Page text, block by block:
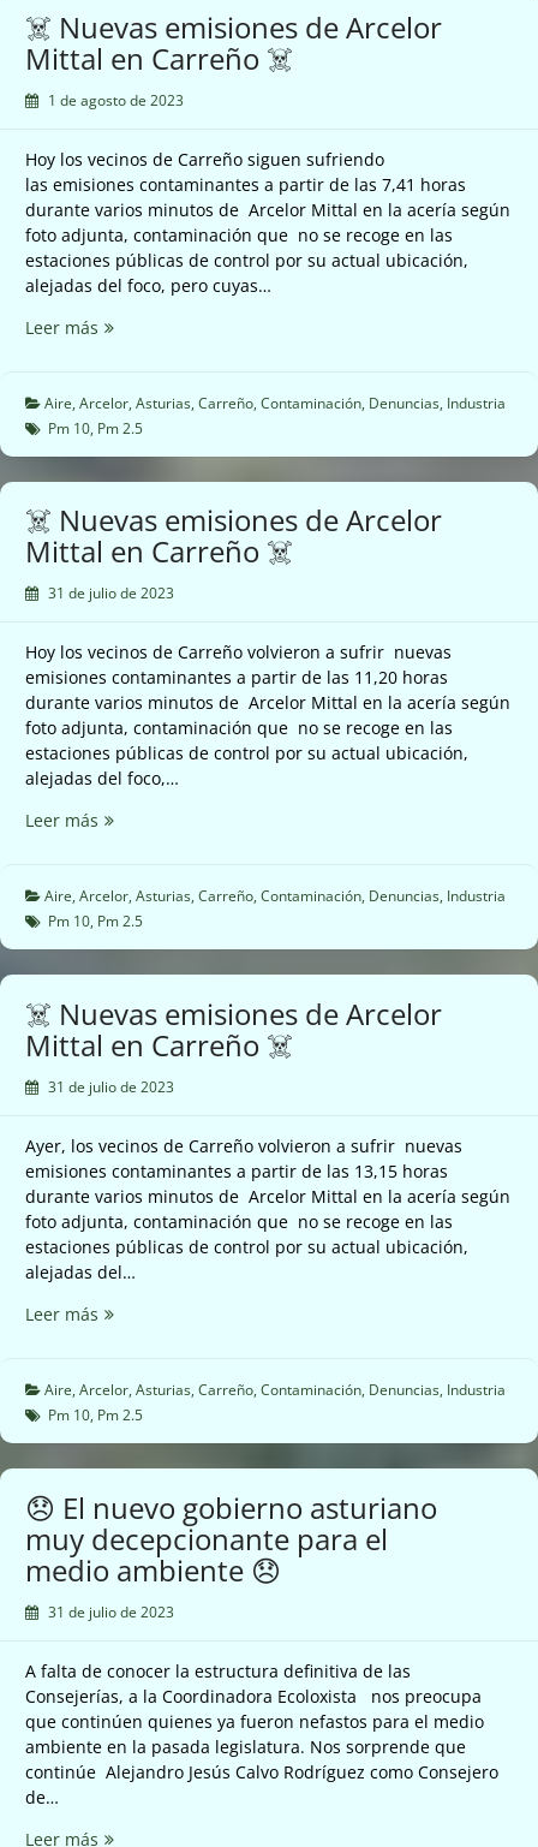
☠️ Nuevas emisiones de Arcelor
Mittal en Carreño ☠️
1 de agosto de 2023
Hoy los vecinos de Carreño siguen sufriendo
las emisiones contaminantes a partir de las 7,41 horas
durante varios minutos de Arcelor Mittal en la acería según
foto adjunta, contaminación que no se recoge en las
estaciones públicas de control por su actual ubicación,
alejadas del foco, pero cuyas…
Leer más ☠️
de
Arcelor
Mittal
en
☠️
Aire, Arcelor, Asturias, Carreño, Contaminación, Denuncias, Industria
Pm 10, Pm 2.5
☠️ Nuevas emisiones de Arcelor
Mittal en Carreño ☠️
31 de julio de 2023
Hoy los vecinos de Carreño volvieron a sufrir nuevas
emisiones contaminantes a partir de las 11,20 horas
durante varios minutos de Arcelor Mittal en la acería según
foto adjunta, contaminación que no se recoge en las
estaciones públicas de control por su actual ubicación,
alejadas del foco,…
Leer más ☠️
de
Arcelor
Mittal
en
☠️
Aire, Arcelor, Asturias, Carreño, Contaminación, Denuncias, Industria
Pm 10, Pm 2.5
☠️ Nuevas emisiones de Arcelor
Mittal en Carreño ☠️
31 de julio de 2023
Ayer, los vecinos de Carreño volvieron a sufrir nuevas
emisiones contaminantes a partir de las 13,15 horas
durante varios minutos de Arcelor Mittal en la acería según
foto adjunta, contaminación que no se recoge en las
estaciones públicas de control por su actual ubicación,
alejadas del…
Leer más ☠️
de
Arcelor
Mittal
en
☠️
Aire, Arcelor, Asturias, Carreño, Contaminación, Denuncias, Industria
Pm 10, Pm 2.5
😞 El nuevo gobierno asturiano
muy decepcionante para el
medio ambiente 😞
31 de julio de 2023
A falta de conocer la estructura definitiva de las
Consejerías, a la Coordinadora Ecoloxista nos preocupa
que continúen quienes ya fueron nefastos para el medio
ambiente en la pasada legislatura. Nos sorprende que
continúe Alejandro Jesús Calvo Rodríguez como Consejero
de…
Leer más 😞